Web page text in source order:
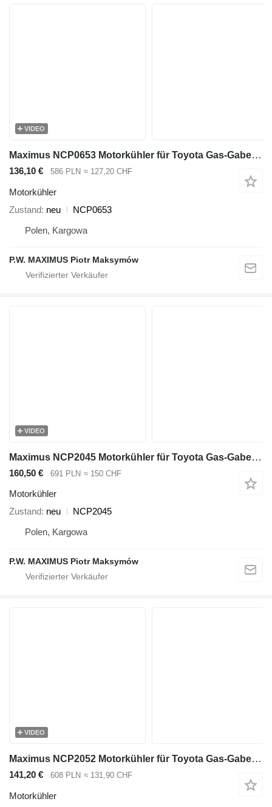
VIDEO
Maximus NCP0653 Motorkühler für Toyota Gas-Gabelstapler
136,10 € 586 PLN ≈ 127,20 CHF
Motorkühler
Zustand neu
NCP0653
Polen, Kargowa
P.W. MAXIMUS Piotr Maksymów
VIDEO
Maximus NCP2045 Motorkühler für Toyota Gas-Gabelstapler
160,50 € 691 PLN ≈ 150 CHF
Motorkühler
Zustand neu
NCP2045
Polen, Kargowa
P.W. MAXIMUS Piotr Maksymów
VIDEO
Maximus NCP2052 Motorkühler für Toyota Gas-Gabelstapler
141,20 € 608 PLN ≈ 131,90 CHF
Motorkühler